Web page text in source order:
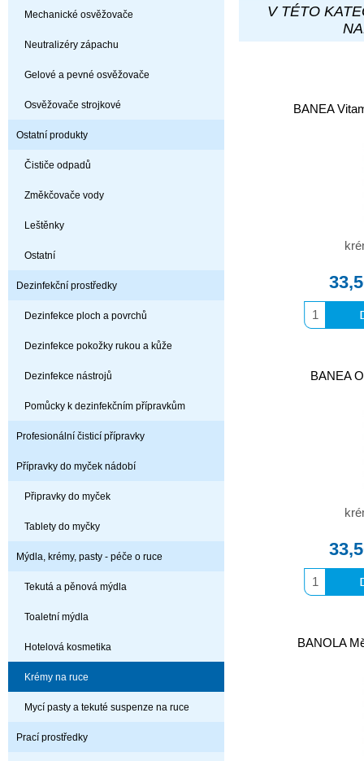
Mechanické osvěžovače
Neutralizéry zápachu
Gelové a pevné osvěžovače
Osvěžovače strojkové
Ostatní produkty
Čističe odpadů
Změkčovače vody
Leštěnky
Ostatní
Dezinfekční prostředky
Dezinfekce ploch a povrchů
Dezinfekce pokožky rukou a kůže
Dezinfekce nástrojů
Pomůcky k dezinfekčním přípravkům
Profesionální čisticí přípravky
Přípravky do myček nádobí
Připravky do myček
Tablety do myčky
Mýdla, krémy, pasty - péče o ruce
Tekutá a pěnová mýdla
Toaletní mýdla
Hotelová kosmetika
Krémy na ruce
Mycí pasty a tekuté suspenze na ruce
Prací prostředky
V TÉTO
BANEA
BANEA
BANOLA